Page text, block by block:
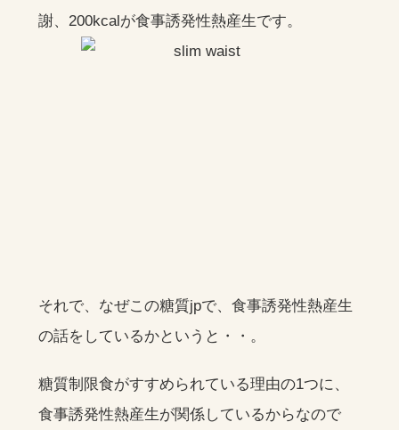
謝、200kcalが食事誘発性熱産生です。
それで、なぜこの糖質jpで、食事誘発性熱産生
の話をしているかというと・・。
糖質制限食がすすめられている理由の1つに、
食事誘発性熱産生が関係しているからなので